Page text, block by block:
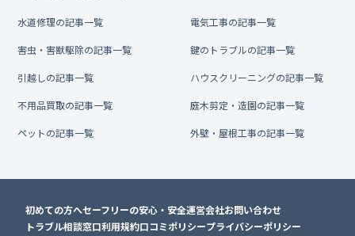
水道修理の記事一覧 電気工事の記事一覧
害虫・害獣駆除の記事一覧 鍵のトラブルの記事一覧
引越しの記事一覧 ハウスクリーニングの記事一覧
不用品買取の記事一覧 庭木剪定・造園の記事一覧
ペットの記事一覧 外壁・屋根工事の記事一覧
初めての方へセーフリーの安心・安全運営会社お問い合わせ
トラブル相談窓口利用規約口コミポリシープライバシーポリシー